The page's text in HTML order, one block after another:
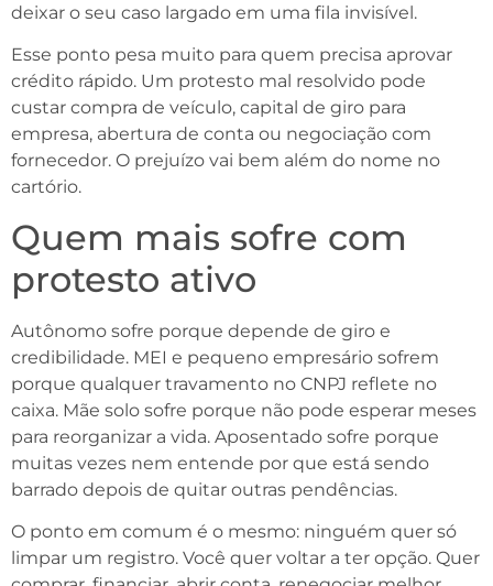
deixar o seu caso largado em uma fila invisível.
Esse ponto pesa muito para quem precisa aprovar
crédito rápido. Um protesto mal resolvido pode
custar compra de veículo, capital de giro para
empresa, abertura de conta ou negociação com
fornecedor. O prejuízo vai bem além do nome no
cartório.
Quem mais sofre com
protesto ativo
Autônomo sofre porque depende de giro e
credibilidade. MEI e pequeno empresário sofrem
porque qualquer travamento no CNPJ reflete no
caixa. Mãe solo sofre porque não pode esperar meses
para reorganizar a vida. Aposentado sofre porque
muitas vezes nem entende por que está sendo
barrado depois de quitar outras pendências.
O ponto em comum é o mesmo: ninguém quer só
limpar um registro. Você quer voltar a ter opção. Quer